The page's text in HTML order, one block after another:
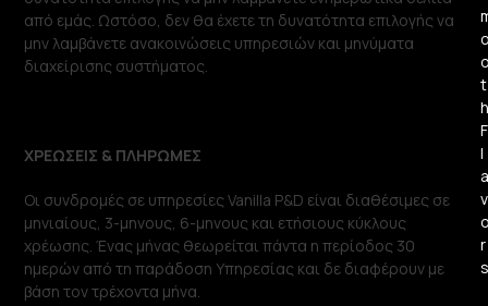
από εμάς. Ωστόσο, δεν θα έχετε τη δυνατότητα επιλογής να
μην λαμβάνετε ανακοινώσεις υπηρεσιών και μηνύματα
διαχείρισης συστήματος.
ΧΡΕΩΣΕΙΣ & ΠΛΗΡΩΜΕΣ
Οι συνδρομές σε υπηρεσίες Vanilla P&D είναι διαθέσιμες σε
μηνιαίους, 3-μηνους, 6-μηνους και ετήσιους κύκλους
χρέωσης. Ένας μήνας θεωρείται πάντα η περίοδος 30
ημερών από τη παράδοση Υπηρεσίας και δε διαφέρουν με
βάση τον τρέχοντα μήνα.
t
h
F
l
a
v
r
s